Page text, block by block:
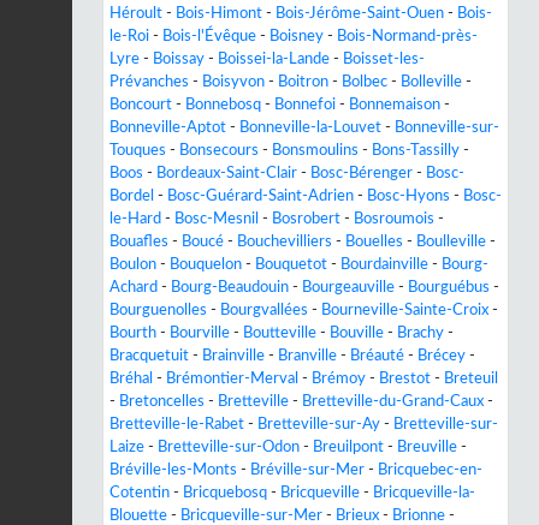
Héroult - Bois-Himont - Bois-Jérôme-Saint-Ouen - Bois-
le-Roi - Bois-l'Évêque - Boisney - Bois-Normand-près-
Lyre - Boissay - Boissei-la-Lande - Boisset-les-
Prévanches - Boisyvon - Boitron - Bolbec - Bolleville -
Boncourt - Bonnebosq - Bonnefoi - Bonnemaison -
Bonneville-Aptot - Bonneville-la-Louvet - Bonneville-sur-
Touques - Bonsecours - Bonsmoulins - Bons-Tassilly -
Boos - Bordeaux-Saint-Clair - Bosc-Bérenger - Bosc-
Bordel - Bosc-Guérard-Saint-Adrien - Bosc-Hyons - Bosc-
le-Hard - Bosc-Mesnil - Bosrobert - Bosroumois -
Bouafles - Boucé - Bouchevilliers - Bouelles - Boulleville -
Boulon - Bouquelon - Bouquetot - Bourdainville - Bourg-
Achard - Bourg-Beaudouin - Bourgeauville - Bourguébus -
Bourguenolles - Bourgvallées - Bourneville-Sainte-Croix -
Bourth - Bourville - Boutteville - Bouville - Brachy -
Bracquetuit - Brainville - Branville - Bréauté - Brécey -
Bréhal - Brémontier-Merval - Brémoy - Brestot - Breteuil
- Bretoncelles - Bretteville - Bretteville-du-Grand-Caux -
Bretteville-le-Rabet - Bretteville-sur-Ay - Bretteville-sur-
Laize - Bretteville-sur-Odon - Breuilpont - Breuville -
Bréville-les-Monts - Bréville-sur-Mer - Bricquebec-en-
Cotentin - Bricquebosq - Bricqueville - Bricqueville-la-
Blouette - Bricqueville-sur-Mer - Brieux - Brionne -